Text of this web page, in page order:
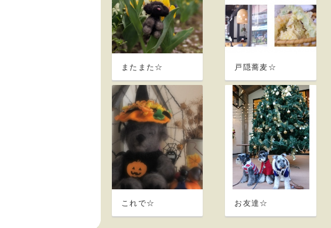
またまた☆ 戸隠蕎麦☆
これで☆ お友達☆